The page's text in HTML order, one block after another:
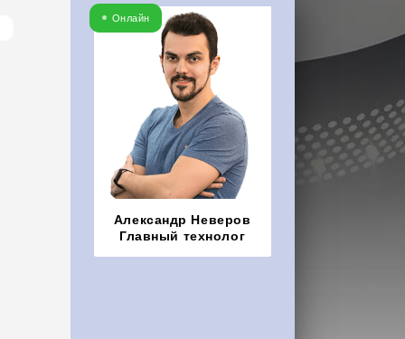
Онлайн
Александр Неверов
Главный технолог